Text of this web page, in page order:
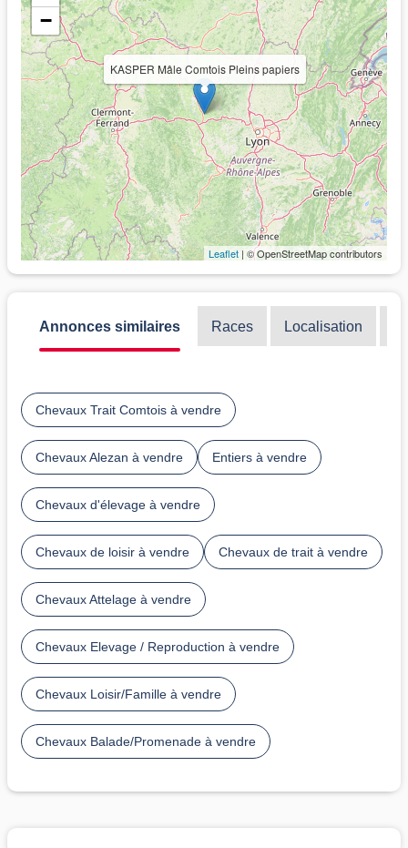
KASPER Mâle Comtois Pleins papiers
−
Leaflet | © OpenStreetMap contributors
Annonces similaires Races Localisation
Chevaux Trait Comtois à vendre
Chevaux Alezan à vendre Entiers à vendre
Chevaux d'élevage à vendre
Chevaux de loisir à vendre Chevaux de trait à vendre
Chevaux Attelage à vendre
Chevaux Elevage / Reproduction à vendre
Chevaux Loisir/Famille à vendre
Chevaux Balade/Promenade à vendre